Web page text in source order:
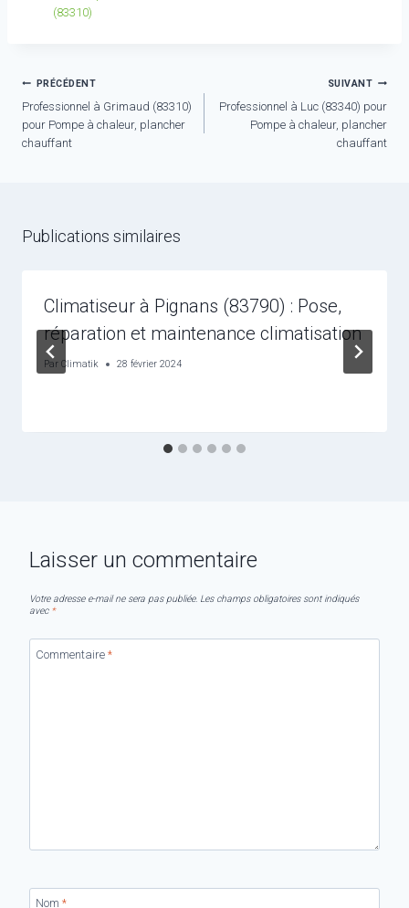
(83310)
Navigation
de
l’article
PRÉCÉDENT
Professionnel à Grimaud (83310)
pour Pompe à chaleur, plancher
chauffant
SUIVANT
Professionnel à Luc (83340) pour
Pompe à chaleur, plancher
chauffant
Publications similaires
Climatiseur à Pignans (83790) : Pose,
réparation et maintenance climatisation
Par Climatik 28 février 2024
Laisser un commentaire
Votre adresse e-mail ne sera pas publiée. Les champs obligatoires sont indiqués
avec *
Commentaire *
Nom *